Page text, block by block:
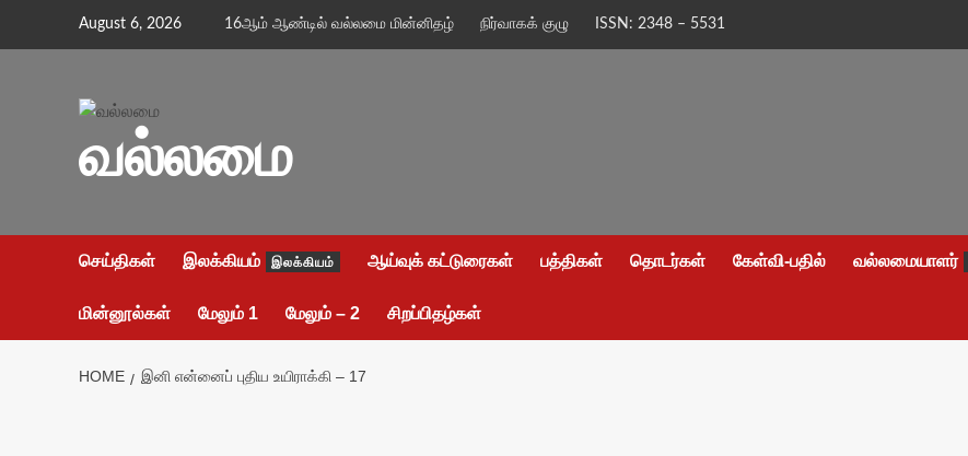
August 6, 2026 16ஆம் ஆண்டில் வல்லமை மின்னிதழ் நிர்வாகக் குழு ISSN: 2348 – 5531
வல்லமை
செய்திகள் இலக்கியம் இலக்கியம் ஆய்வுக் கட்டுரைகள் பத்திகள் தொடர்கள் கேள்வி-பதில் வல்லமையாளர்
மின்னூல்கள் மேலும் 1 மேலும் – 2 சிறப்பிதழ்கள்
HOME இனி என்னைப் புதிய உயிராக்கி – 17